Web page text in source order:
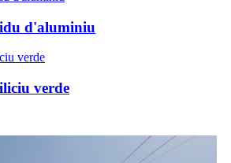
d'aluminiu
verde